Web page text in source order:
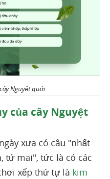
Nguyệt quới
của cây Nguyệt
xưa có câu "nhất
tứ mai", tức là có các
xếp thứ tự là kim